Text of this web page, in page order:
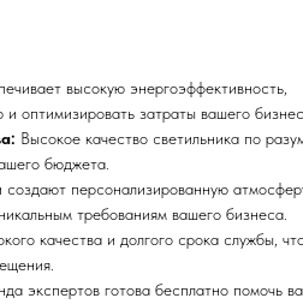
высокую энергоэффективность,
оптимизировать затраты вашего
Высокое качество светильника по
бюджета.
создают персонализированную
требованиям вашего бизнеса.
качества и долгого срока службы,
экспертов готова бесплатно помочь